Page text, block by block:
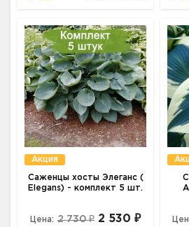
Акция
Саженцы хосты Элеганс (
Elegans) - комплект 5 шт.
Цена: 2 730 ₽ 2 530 ₽